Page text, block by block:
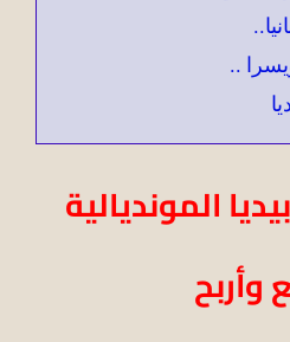
..
المونديالية
وأربح